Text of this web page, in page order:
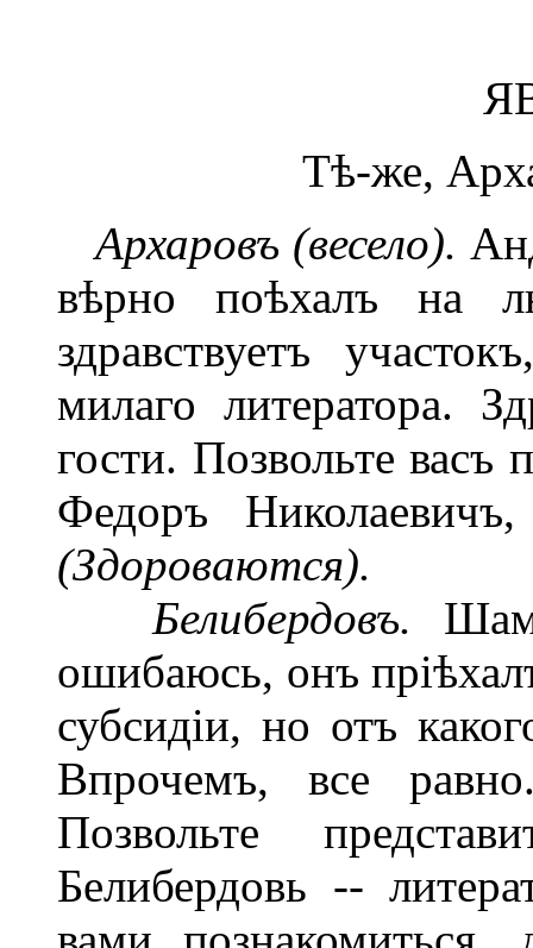
Тѣ-же,
Архаровъ (весело).
вѣрно поѣхалъ на
здравствуетъ
милаго литератора.
гости. Позвольте
Федоръ
(Здороваются).
Белибердовъ.
ошибаюсь, онъ
субсидіи, но отъ
Впрочемъ, все
Позвольте
Белибердовь --